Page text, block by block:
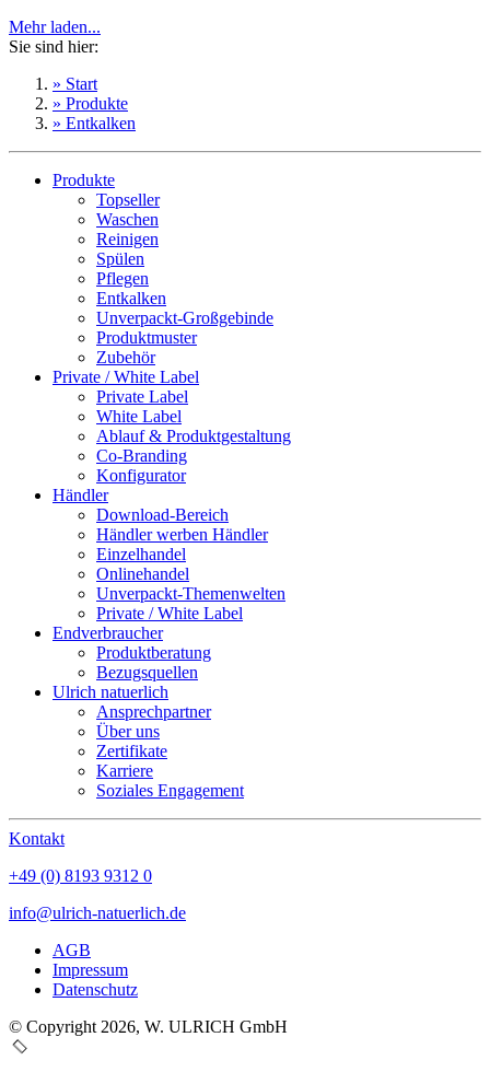
Mehr laden...
Sie sind hier:
» Start
» Produkte
» Entkalken
Produkte
Topseller
Waschen
Reinigen
Spülen
Pflegen
Entkalken
Unverpackt-Großgebinde
Produktmuster
Zubehör
Private / White Label
Private Label
White Label
Ablauf & Produktgestaltung
Co-Branding
Konfigurator
Händler
Download-Bereich
Händler werben Händler
Einzelhandel
Onlinehandel
Unverpackt-Themenwelten
Private / White Label
Endverbraucher
Produktberatung
Bezugsquellen
Ulrich natuerlich
Ansprechpartner
Über uns
Zertifikate
Karriere
Soziales Engagement
Kontakt
+49 (0) 8193 9312 0
info@ulrich-natuerlich.de
AGB
Impressum
Datenschutz
© Copyright 2026, W. ULRICH GmbH